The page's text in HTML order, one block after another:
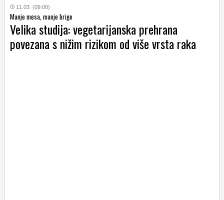
11.03. (09:00)
Manje mesa, manje brige
Velika studija: vegetarijanska prehrana
povezana s nižim rizikom od više vrsta raka